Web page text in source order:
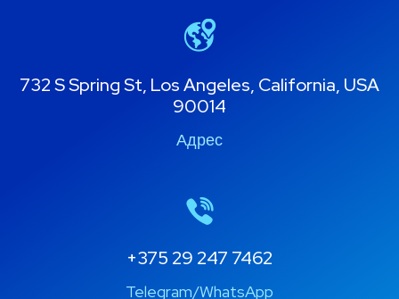
732 S Spring St, Los Angeles, California, USA
90014
Адрес
+375 29 247 7462
Telegram/WhatsApp